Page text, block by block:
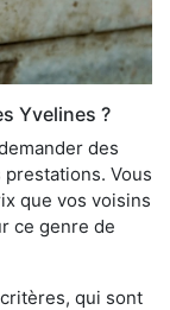
Yvelines ?
des
Vous
que vos voisins
ce genre de
qui sont